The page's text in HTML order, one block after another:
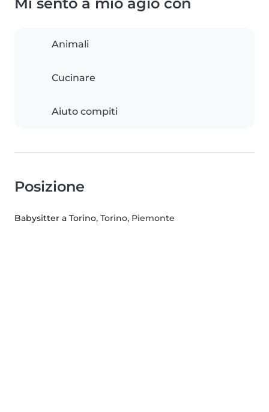
Mi sento a mio agio con
Animali
Cucinare
Aiuto compiti
Posizione
Babysitter a Torino, Torino, Piemonte